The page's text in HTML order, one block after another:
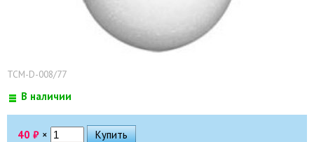
ТСМ-D-008/77
В наличии
40 ₽ ×